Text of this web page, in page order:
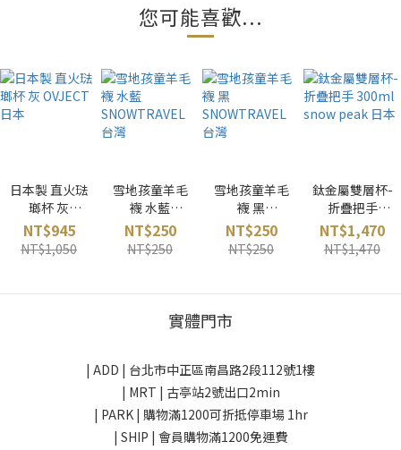
您可能喜歡...
日本製 直火琺
瑯杯 灰
OVJECT 日本
NT$945
NT$1,050
雪地孩童羊毛
襪 水藍
SNOWTRAVE
L 台灣
NT$250
NT$250
雪地孩童羊毛
襪 黑
SNOWTRAVE
L 台灣
NT$250
NT$250
鈦金屬雙層杯-
折疊把手
300ml snow
peak 日本
NT$1,470
NT$1,470
實體門市
| ADD | 台北市中正區南昌路2段112號1樓
| MRT | 古亭站2號出口2min
| PARK | 購物滿1200可折抵停車場 1hr
| SHIP | 會員購物滿1200免運費